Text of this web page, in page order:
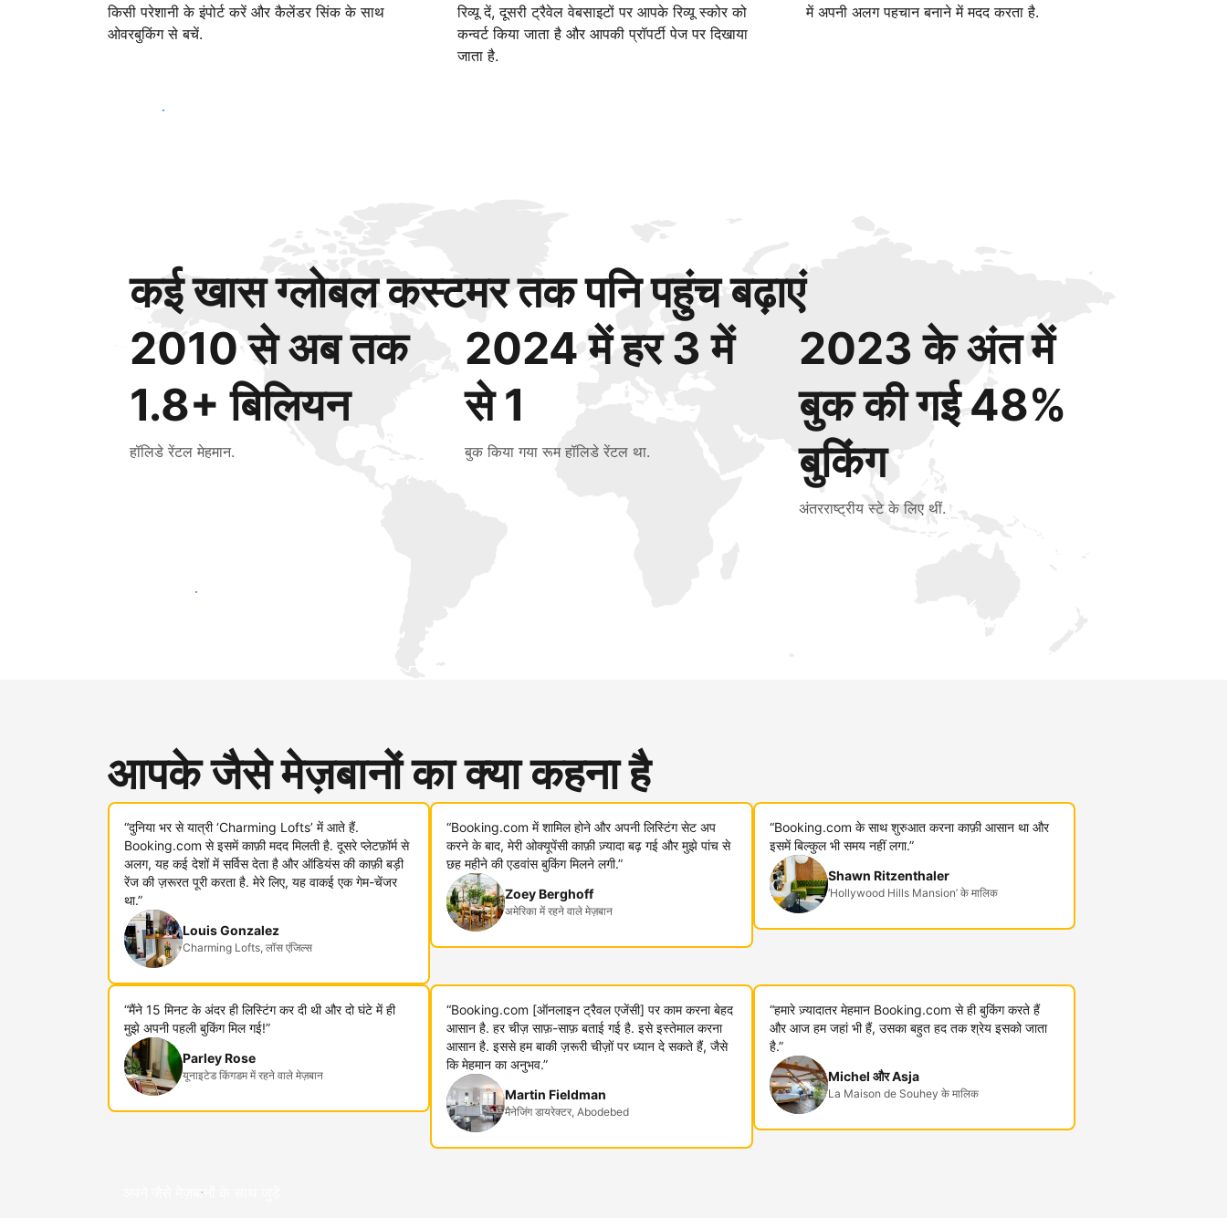
किसी परेशानी के इंपोर्ट करें और कैलेंडर सिंक के साथ
ओवरबुकिंग से बचें.
रिव्यू दें, दूसरी ट्रैवेल वेबसाइटों पर आपके रिव्यू स्कोर को
कन्वर्ट किया जाता है और आपकी प्रॉपर्टी पेज पर दिखाया
जाता है.
में अपनी अलग पहचान बनाने में मदद करता है.
आज ही शुरू करें
कई खास ग्लोबल कस्टमर तक पनि पहुंच बढ़ाएं
2010 से अब तक
1.8+ बिलियन
हॉलिडे रेंटल मेहमान.
2024 में हर 3 में
से 1
बुक किया गया रूम हॉलिडे रेंटल था.
2023 के अंत में
बुक की गई 48%
बुकिंग
अंतरराष्ट्रीय स्टे के लिए थीं.
आज ही नए मेहमानों तक पहुंचें
आपके जैसे मेज़बानों का क्या कहना है
“दुनिया भर से यात्री ‘Charming Lofts’ में आते हैं.
Booking.com से इसमें काफ़ी मदद मिलती है. दूसरे प्लेटफ़ॉर्म से
अलग, यह कई देशों में सर्विस देता है और ऑडियंस की काफ़ी बड़ी
रेंज की ज़रूरत पूरी करता है. मेरे लिए, यह वाकई एक गेम-चेंजर
था.”
Louis Gonzalez
Charming Lofts, लॉस एंजिल्स
“Booking.com में शामिल होने और अपनी लिस्टिंग सेट अप
करने के बाद, मेरी ओक्यूपेंसी काफ़ी ज़्यादा बढ़ गई और मुझे पांच से
छह महीने की एडवांस बुकिंग मिलने लगी.”
Zoey Berghoff
अमेरिका में रहने वाले मेज़बान
“Booking.com के साथ शुरुआत करना काफ़ी आसान था और
इसमें बिल्कुल भी समय नहीं लगा.”
Shawn Ritzenthaler
‘Hollywood Hills Mansion’ के मालिक
“मैंने 15 मिनट के अंदर ही लिस्टिंग कर दी थी और दो घंटे में ही
मुझे अपनी पहली बुकिंग मिल गई!”
Parley Rose
यूनाइटेड किंगडम में रहने वाले मेज़बान
“Booking.com [ऑनलाइन ट्रैवल एजेंसी] पर काम करना बेहद
आसान है. हर चीज़ साफ़-साफ़ बताई गई है. इसे इस्तेमाल करना
आसान है. इससे हम बाकी ज़रूरी चीज़ों पर ध्यान दे सकते हैं, जैसे
कि मेहमान का अनुभव.”
Martin Fieldman
मैनेजिंग डायरेक्टर, Abodebed
“हमारे ज़्यादातर मेहमान Booking.com से ही बुकिंग करते हैं
और आज हम जहां भी हैं, उसका बहुत हद तक श्रेय इसको जाता
है.”
Michel और Asja
La Maison de Souhey के मालिक
अपने जैसे मेज़बानों के साथ जुड़ें